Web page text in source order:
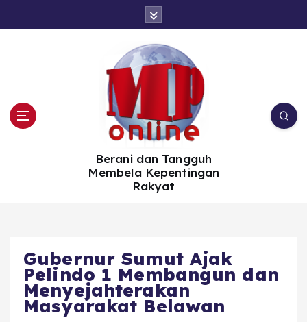
Berani dan Tangguh
Membela Kepentingan
Rakyat
Gubernur Sumut Ajak
Pelindo 1 Membangun dan
Menyejahterakan
Masyarakat Belawan